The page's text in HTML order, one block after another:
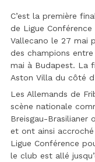
C’est la première
de Ligue
Vallecano le 27 mai
des champions
mai à Budapest. La
Aston Villa du côté
Les Allemands de
scène nationale
Breisgau-Brasilianer
et ont ainsi
Ligue Conférence
le club est allé